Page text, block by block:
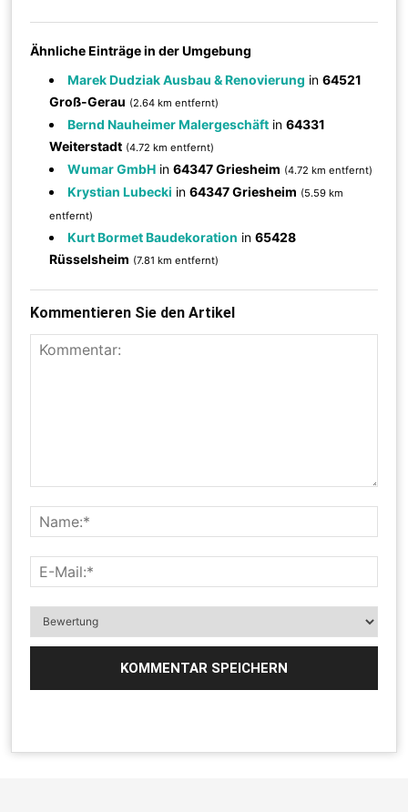
Ähnliche Einträge in der Umgebung
Marek Dudziak Ausbau & Renovierung in64521
Groß-Gerau (2.64 km entfernt)
Bernd Nauheimer Malergeschäft in64331
Weiterstadt (4.72 km entfernt)
Wumar GmbH in64347 Griesheim (4.72 km entfernt)
Krystian Lubecki in64347 Griesheim (5.59 km
entfernt)
Kurt Bormet Baudekoration in65428
Rüsselsheim (7.81 km entfernt)
Kommentieren Sie den Artikel